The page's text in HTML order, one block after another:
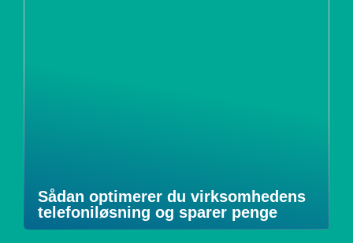
Sådan optimerer du virksomhedens
telefoniløsning og sparer penge